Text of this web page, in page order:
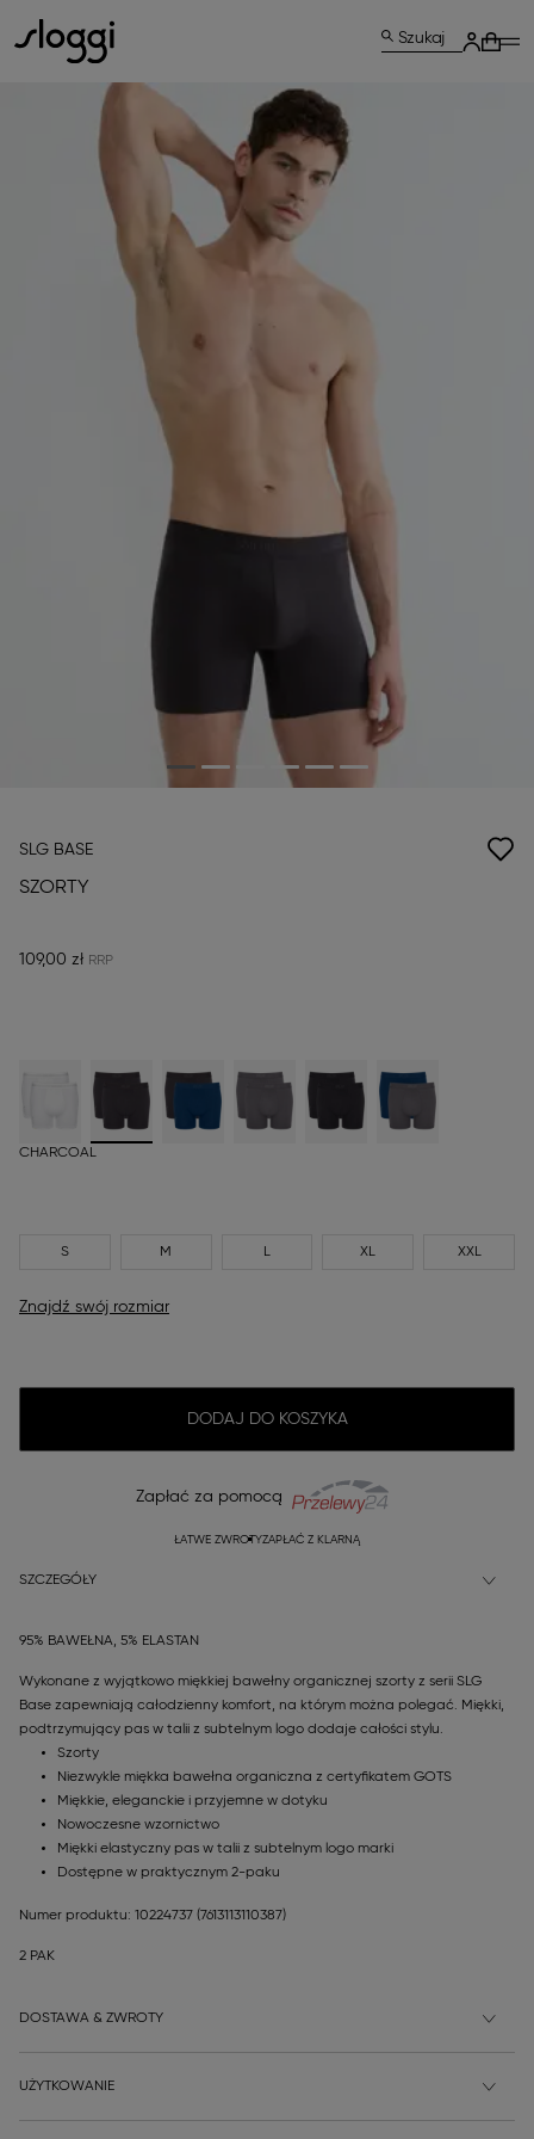
Szukaj
SLG BASE
SZORTY
109,00 zł
CHARCOAL
S M L XL XXL
Znajdź swój rozmiar
DODAJ DO KOSZYKA
Zapłać za pomocą
ŁATWE ZWROTYZAPŁAĆ Z KLARNĄ
SZCZEGÓŁY
95% BAWEŁNA, 5% ELASTAN
Wykonane z wyjątkowo miękkiej bawełny organicznej szorty z serii SLG
Base zapewniają całodzienny komfort, na którym można polegać. Miękki,
podtrzymujący pas w talii z subtelnym logo dodaje całości stylu.
Szorty
Niezwykle miękka bawełna organiczna z certyfikatem GOTS
Miękkie, eleganckie i przyjemne w dotyku
Nowoczesne wzornictwo
Miękki elastyczny pas w talii z subtelnym logo marki
Dostępne w praktycznym 2-paku
Numer produktu: 10224737 (7613113110387)
2 PAK
DOSTAWA & ZWROTY
UŻYTKOWANIE